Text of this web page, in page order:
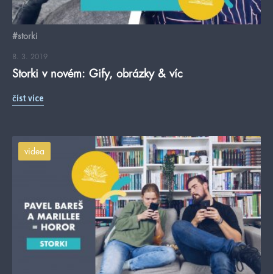
#storki
8. 3. 2019
Storki v novém: Gify, obrázky & víc
číst více
videa